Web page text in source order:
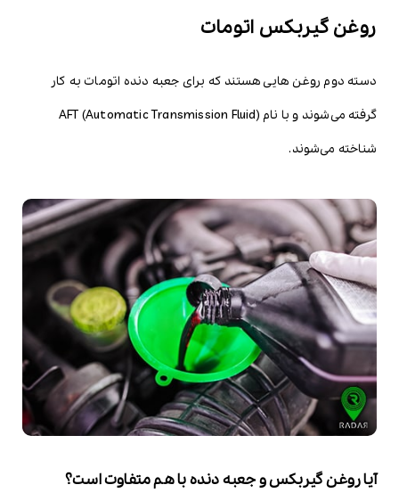
روغن گیربکس اتومات
دسته دوم روغن هایی هستند که برای جعبه دنده اتومات به کار
گرفته می‌شوند و با نام AFT (Automatic Transmission Fluid)
شناخته می‌شوند.
آیا روغن گیربکس و جعبه دنده با هم متفاوت است؟